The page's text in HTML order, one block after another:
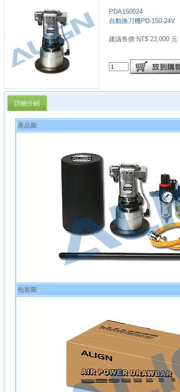
PDA150024
自動換刀機PD-150-24V
建議售價:NT$ 23,000 元
詳細介紹
產品圖:
包裝圖: